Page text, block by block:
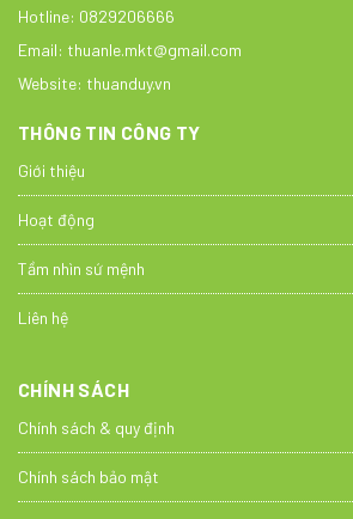
Hotline: 0829206666
Email: thuanle.mkt@gmail.com
Website: thuanduy.vn
THÔNG TIN CÔNG TY
Giới thiệu
Hoạt động
Tầm nhìn sứ mệnh
Liên hệ
CHÍNH SÁCH
Chính sách & quy định
Chính sách bảo mật